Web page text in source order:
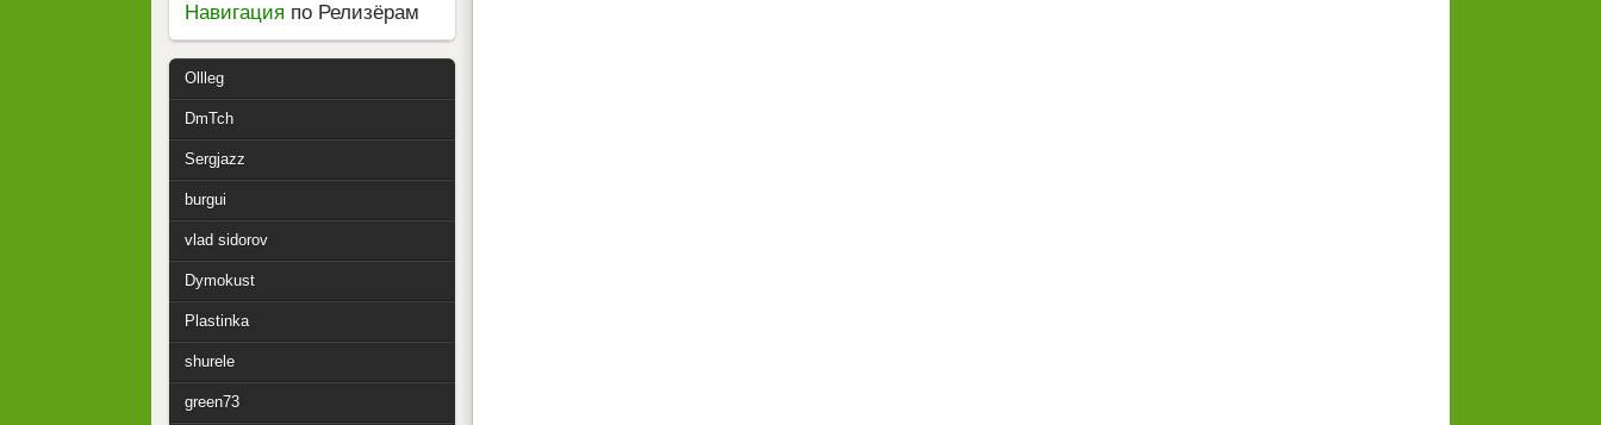
Навигация по Релизёрам
Ollleg
DmTch
Sergjazz
burgui
vlad sidorov
Dymokust
Plastinka
shurele
green73